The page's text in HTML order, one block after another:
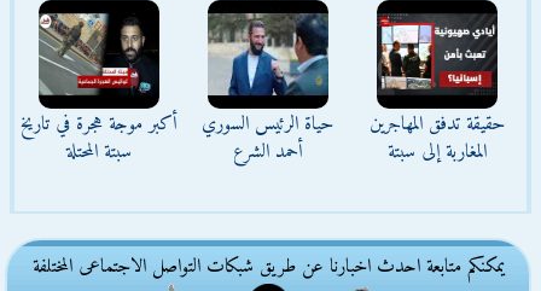
حقيقة تدفق المهاجرين
المغاربة إلى سبتة
حياة الرئيس السوري
أحمد الشرع
أكبر موجة هجرة في تاريخ
سبتة المحتلة
يمكنكم متابعة احدث اخبارنا عن طريق شبكات التواصل الاجتماعى المختلفة